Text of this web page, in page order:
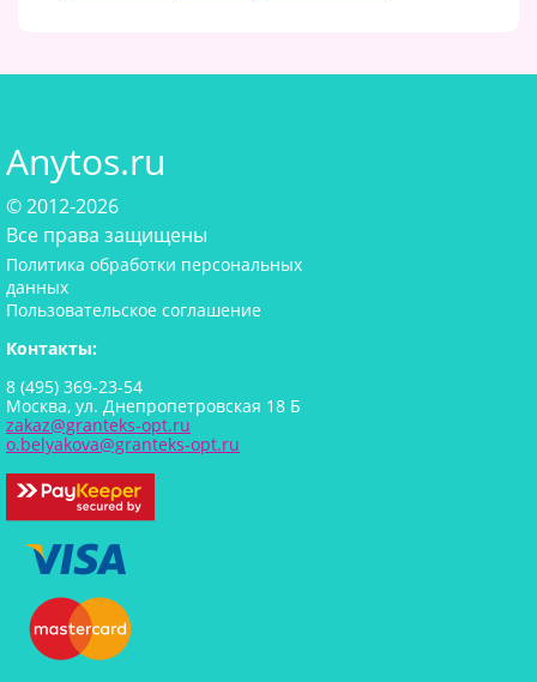
Anytos.ru
© 2012-2026
Все права защищены
Политика обработки персональных
данных
Пользовательское соглашение
Контакты:
8 (495) 369-23-54
Москва, ул. Днепропетровская 18 Б
zakaz@granteks-opt.ru
o.belyakova@granteks-opt.ru